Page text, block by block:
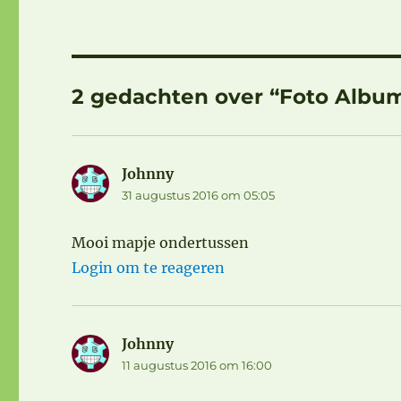
2 gedachten over “Foto
Johnnyschreef:
31 augustus 2016 om 05:05
Mooi mapje ondertussen
Login om te reageren
Johnnyschreef:
11 augustus 2016 om 16:00